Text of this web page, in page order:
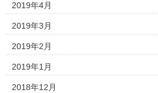
2019年4月
2019年3月
2019年2月
2019年1月
2018年12月